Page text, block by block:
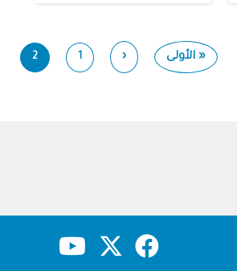
First
« الأولى
Previous‹
Page1
Current
2